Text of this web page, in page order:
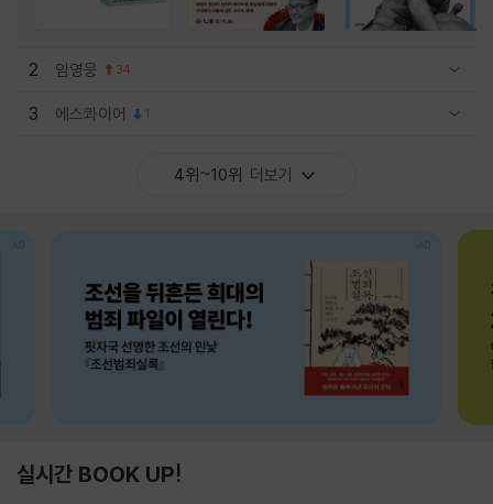
2 임영웅 34
3 에스콰이어 1
4위~10위 더보기
실시간 BOOK UP!